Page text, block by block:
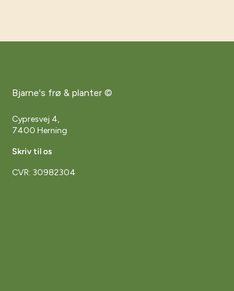
Bjarne's frø & planter ©
Cypresvej 4,
7400 Herning
Skriv til os
CVR: 30982304